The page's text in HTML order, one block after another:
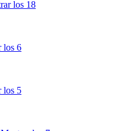
los 18
los 6
los 5